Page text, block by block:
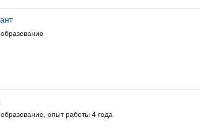
опыт работы 4 года